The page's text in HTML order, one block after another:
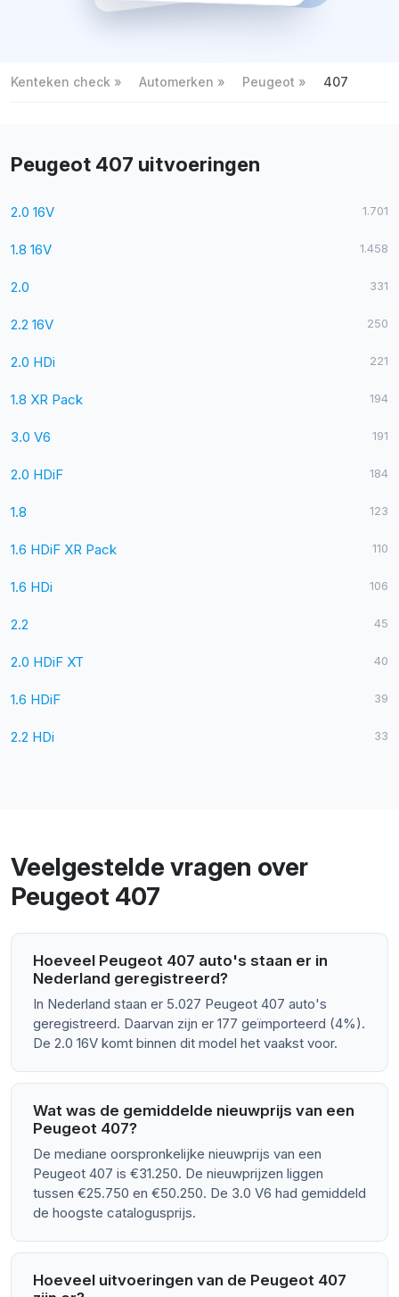
Kenteken check Automerken Peugeot 407
Peugeot 407 uitvoeringen
2.0 16V 1.701
1.8 16V 1.458
2.0 331
2.2 16V 250
2.0 HDi 221
1.8 XR Pack 194
3.0 V6 191
2.0 HDiF 184
1.8 123
1.6 HDiF XR Pack 110
1.6 HDi 106
2.2 45
2.0 HDiF XT 40
1.6 HDiF 39
2.2 HDi 33
Veelgestelde vragen over
Peugeot 407
Hoeveel Peugeot 407 auto's staan er in
Nederland geregistreerd?
In Nederland staan er 5.027 Peugeot 407 auto's
geregistreerd. Daarvan zijn er 177 geïmporteerd (4%).
De 2.0 16V komt binnen dit model het vaakst voor.
Wat was de gemiddelde nieuwprijs van een
Peugeot 407?
De mediane oorspronkelijke nieuwprijs van een
Peugeot 407 is €31.250. De nieuwprijzen liggen
tussen €25.750 en €50.250. De 3.0 V6 had gemiddeld
de hoogste catalogusprijs.
Hoeveel uitvoeringen van de Peugeot 407